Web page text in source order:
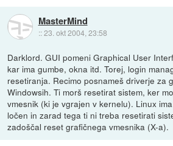
MasterMind
::23. okt 2004, 23:58
Darklord. GUI pomeni Graphical User
kar ima gumbe, okna itd. Torej, login
resetiranja. Recimo posnameš driverje za
Windowsih. Ti morš resetirat sistem, ker
vmesnik (ki je vgrajen v kernelu). Linux
ločen in zarad tega ti ni treba resetirati
zadoščal reset grafičnega vmesnika (X-a).